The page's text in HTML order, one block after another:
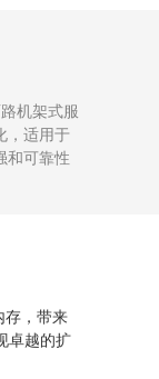
机架式服
，适用于
和可靠性
存，带来
卓越的扩